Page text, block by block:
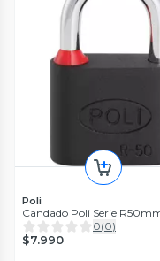
Poli
Candado Poli Serie
0(0)
$7.990